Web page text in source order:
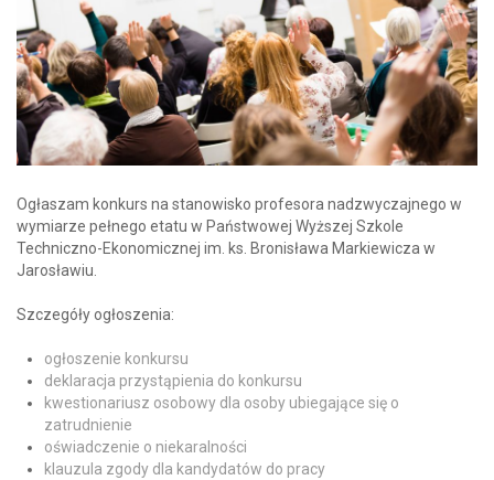
Ogłaszam konkurs na stanowisko profesora nadzwyczajnego w
wymiarze pełnego etatu w Państwowej Wyższej Szkole
Techniczno-Ekonomicznej im. ks. Bronisława Markiewicza w
Jarosławiu.
Szczegóły ogłoszenia:
ogłoszenie konkursu
deklaracja przystąpienia do konkursu
kwestionariusz osobowy dla osoby ubiegające się o
zatrudnienie
oświadczenie o niekaralności
klauzula zgody dla kandydatów do pracy